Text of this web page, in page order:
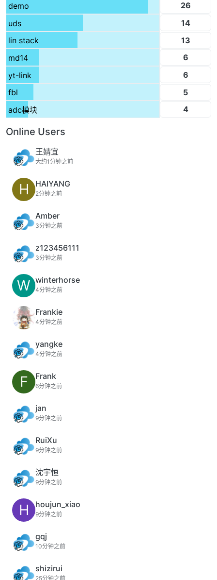
demo
26
uds
14
lin stack
13
md14
6
yt-link
6
fbl
5
adc模块
4
Online Users
王婧宜
大约1分钟之前
H HAIYANG
2分钟之前
Amber
3分钟之前
z123456111
3分钟之前
W winterhorse
4分钟之前
Frankie
4分钟之前
yangke
4分钟之前
F Frank
6分钟之前
jan
9分钟之前
RuiXu
9分钟之前
沈宇恒
9分钟之前
H houjun_xiao
9分钟之前
gqj
10分钟之前
shizirui
25分钟之前